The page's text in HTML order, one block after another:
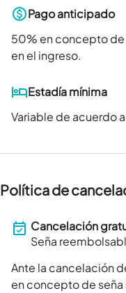
Pago anticipado
50% en concepto de
en el ingreso.
Estadía mínima
Variable de acuerdo
Política de
Cancelación
Seña
Ante la cancelación
en concepto de